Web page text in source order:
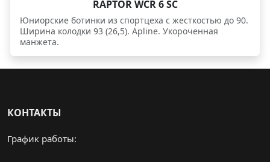
RAPTOR WCR 6 SC
Юниорские ботинки из спортцеха с жесткостью до 90.
Ширина колодки 93 (26,5). Apline. Укороченная
манжета.
КОНТАКТЫ
График работы: